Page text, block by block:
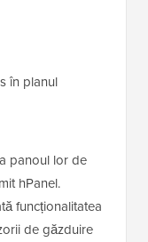
în planul
panoul lor de
hPanel.
funcționalitatea
de găzduire